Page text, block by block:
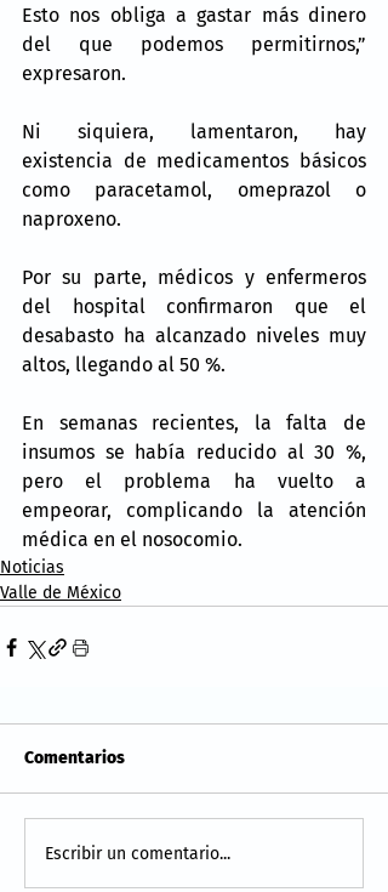
Esto nos obliga a gastar más dinero
del que podemos permitirnos,”
expresaron.
Ni siquiera, lamentaron, hay
existencia de medicamentos básicos
como paracetamol, omeprazol o
naproxeno.
Por su parte, médicos y enfermeros
del hospital confirmaron que el
desabasto ha alcanzado niveles muy
altos, llegando al 50 %.
En semanas recientes, la falta de
insumos se había reducido al 30 %,
pero el problema ha vuelto a
empeorar, complicando la atención
médica en el nosocomio.
Noticias
Valle de México
Comentarios
Escribir un comentario...